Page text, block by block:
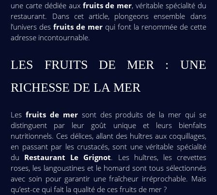
une carte dédiée aux fruits de mer, véritable spécialité du
restaurant. Dans cet article, plongeons ensemble dans
l’univers desfruits de mer qui font la renommée de cette
adresse incontournable.
LES FRUITS DE MER : UNE
RICHESSE DE LA MER
Lesfruits de mersont des produits de la mer qui se
distinguent par leur goût unique et leurs bienfaits
nutritionnels. Ces délices, allant des huîtres aux coquillages,
en passant par les crustacés, sont une véritable spécialité
du Restaurant Le Grignot. Les huîtres, les crevettes
roses, les langoustines et le homard sont tous sélectionnés
avec soin pour garantir une fraîcheur irréprochable. Mais
qu’est-ce qui fait la qualité de ces fruits de mer ?